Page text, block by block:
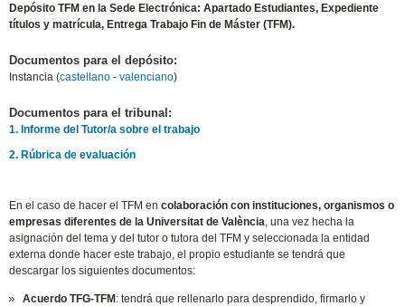
Depósito TFM en la Sede Electrónica: Apartado Estudiantes, Expediente
títulos y matrícula, Entrega Trabajo Fin de Máster (TFM).
Documentos para el depósito:
Instancia (castellano -valenciano)
Documentos para el tribunal:
1. Informe del Tutor/a sobre el trabajo
2. Rúbrica de evaluación
En el caso de hacer el TFM encolaboración con instituciones, organismos o
empresas diferentes de la Universitat de València, una vez hecha la
asignación del tema y del tutor o tutora del TFM y seleccionada la entidad
externa donde hacer este trabajo, el propio estudiante se tendrá que
descargar los siguientes documentos:
Acuerdo TFG-TFM : tendrá que rellenarlo para desprendido, firmarlo y